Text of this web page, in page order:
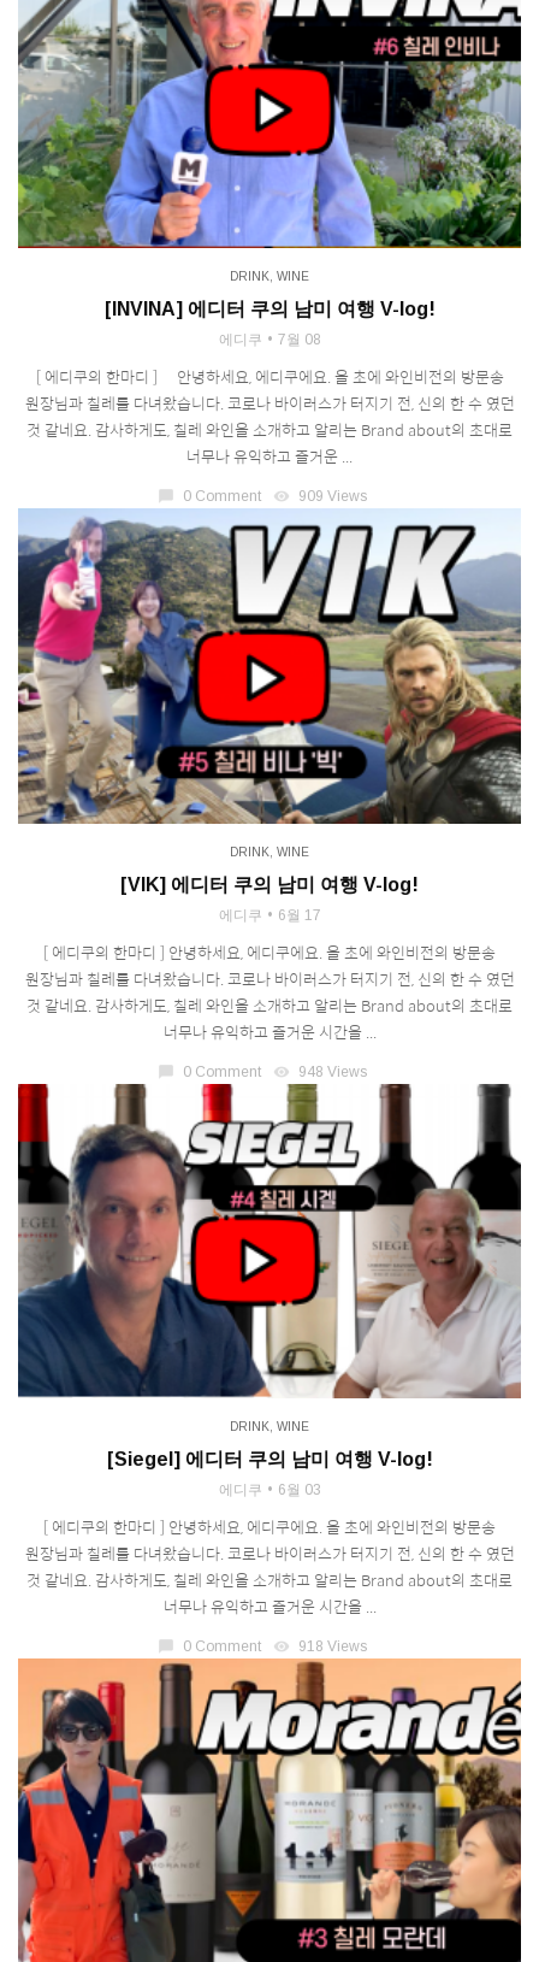
DRINK, WINE
[INVINA] 에디터 쿠의 남미 여행 V-log!
에디쿠 7월 08
[ 에디쿠의 한마디 ] ⠀ 안녕하세요, 에디쿠에요. 올 초에 와인비전의 방문송
원장님과 칠레를 다녀왔습니다. 코로나 바이러스가 터지기 전, 신의 한 수 였던
것 같네요. 감사하게도, 칠레 와인을 소개하고 알리는 Brand about의 초대로
너무나 유익하고 즐거운 ...
chat_bubble 0 Comment visibility 909 Views
DRINK WINE
[VIK] 에디터 쿠의 남미 여행 V-log!
에디쿠 6월 17
[ 에디쿠의 한마디 ] 안녕하세요, 에디쿠에요. 올 초에 와인비전의 방문송
원장님과 칠레를 다녀왔습니다. 코로나 바이러스가 터지기 전, 신의 한 수 였던
것 같네요. 감사하게도, 칠레 와인을 소개하고 알리는 Brand about의 초대로
너무나 유익하고 즐거운 시간을 ...
0 Comment visibility 948 Views
DRINK WINE
[Siegel] 에디터 쿠의 남미 여행 V-log!
에디쿠 6월 03
[ 에디쿠의 한마디 ] 안녕하세요, 에디쿠에요. 올 초에 와인비전의 방문송
원장님과 칠레를 다녀왔습니다. 코로나 바이러스가 터지기 전, 신의 한 수 였던
것 같네요. 감사하게도, 칠레 와인을 소개하고 알리는 Brand about의 초대로
너무나 유익하고 즐거운 시간을 ...
0 Comment visibility 918 Views